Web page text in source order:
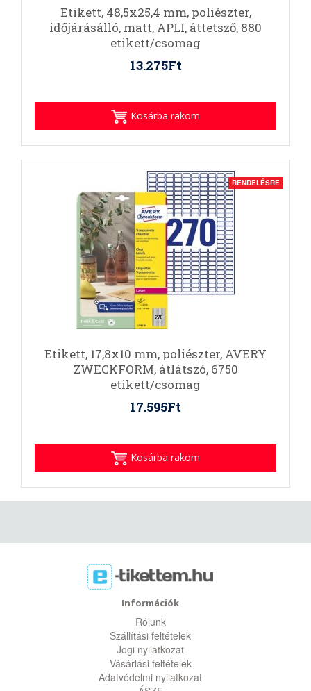
Etikett, 48,5x25,4 mm, poliészter,
időjárásálló, matt, APLI, áttetsző, 880
etikett/csomag
13.275Ft
Kosárba rakom
RENDELÉSRE
Etikett, 17,8x10 mm, poliészter, AVERY
ZWECKFORM, átlátszó, 6750
etikett/csomag
17.595Ft
Kosárba rakom
Információk
Rólunk
Szállítási feltételek
Jogi nyilatkozat
Vásárlási feltételek
Adatvédelmi nyilatkozat